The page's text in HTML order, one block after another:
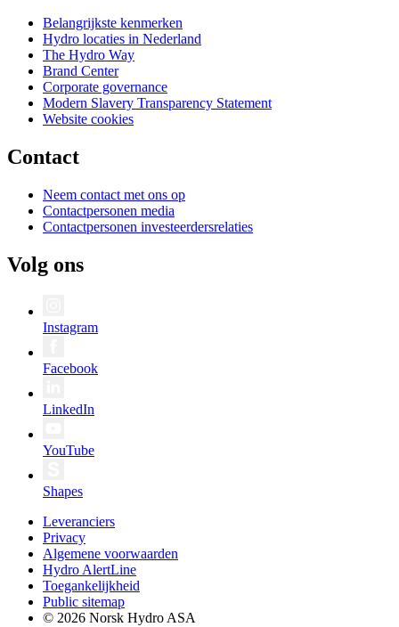
Belangrijkste kenmerken
Hydro locaties in Nederland
The Hydro Way
Brand Center
Corporate governance
Modern Slavery Transparency Statement
Website cookies
Contact
Neem contact met ons op
Contactpersonen media
Contactpersonen investeerdersrelaties
Volg ons
Instagram
Facebook
LinkedIn
YouTube
Shapes
Leveranciers
Privacy
Algemene voorwaarden
Hydro AlertLine
Toegankelijkheid
Public sitemap
© 2026 Norsk Hydro ASA